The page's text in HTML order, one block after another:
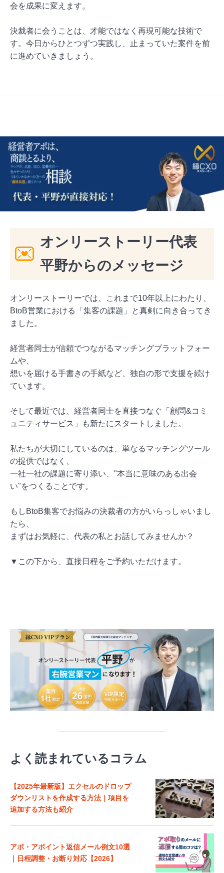
会を成果に変えます。
決裁者に会うことは、才能ではなく再現可能な技術で
す。今日からひとつずつ実践し、止まっていた案件を前
に進めていきましょう。
オンリーストーリー代表
平野からのメッセージ
オンリーストーリーでは、これまで10年以上にわたり、
BtoB営業における「集客の課題」と真剣に向き合ってき
ました。
経営者同士が信頼でつながるマッチングプラットフォー
ムや、
想いを届ける手書きの手紙など、独自の形で支援を続け
ています。
そして最近では、経営者同士を直接つなぐ「顧問&コミ
ュニティサービス」も新たにスタートしました。
私たちが大切にしているのは、単なるマッチングツール
の提供ではなく、
一社一社の課題に寄り添い、"本当に意味のある出会
い"をつくることです。
もしBtoB集客でお悩みの決裁者の方がいらっしゃいまし
たら、
まずはお気軽に、代表の私とお話してみませんか？
▼この下から、直接日程をご予約いただけます。
よく読まれているコラム
【2025年最新版】エクセルのドロップ
ダウンリストを作成する方法｜項目を
追加する方法も紹介
アポ・アポイント返信メール例文10選
｜日程調整・お断り対応【2026】